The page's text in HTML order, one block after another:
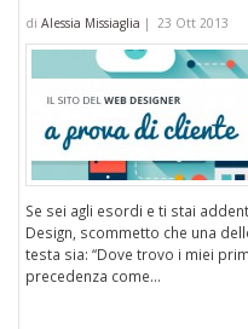
di Alessia Missiaglia | 23 Ott 2013
Se sei agli esordi e ti stai
Design, scommetto che una
testa sia: “Dove trovo i miei
precedenza come...